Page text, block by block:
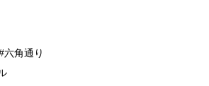
六角通り